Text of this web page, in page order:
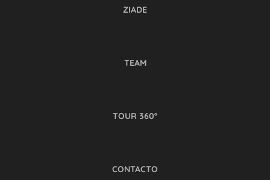
ZIADE
TEAM
TOUR 360º
CONTACTO